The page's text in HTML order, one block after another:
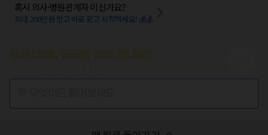
혹시 의사·병원관계자 이신가요?
최대 200만원 받고 바로 광고 시작하세요! 💰💰